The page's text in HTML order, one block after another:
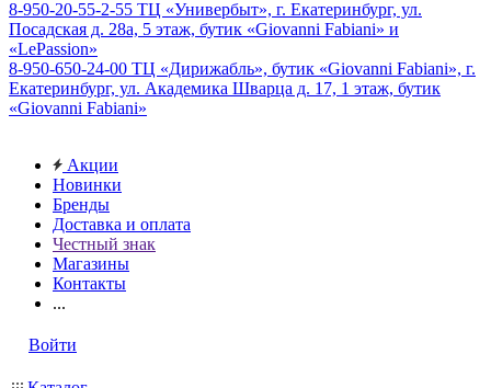
8-950-20-55-2-55 ТЦ «Универбыт», г. Екатеринбург, ул.
Посадская д. 28а, 5 этаж, бутик «Giovanni Fabiani» и
«LePassion»
8-950-650-24-00 ТЦ «Дирижабль», бутик «Giovanni Fabiani», г.
Екатеринбург, ул. Академика Шварца д. 17, 1 этаж, бутик
«Giovanni Fabiani»
Акции
Новинки
Бренды
Доставка и оплата
Честный знак
Магазины
Контакты
...
Войти